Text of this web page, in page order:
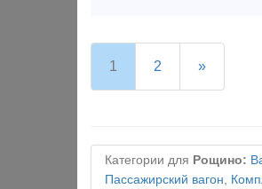
1 2 »
Категории для Рощино:
Пассажирский вагон,